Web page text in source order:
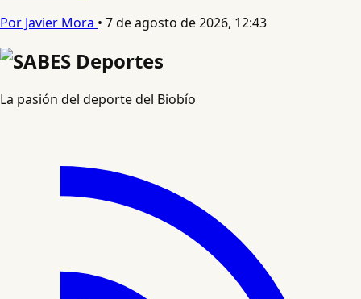
Por Javier Mora • 7 de agosto de 2026, 12:43
La pasión del deporte del Biobío